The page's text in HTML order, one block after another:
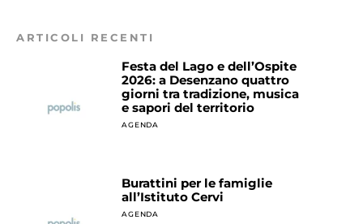
ARTICOLI RECENTI
Festa del Lago e dell’Ospite
2026: a Desenzano quattro
giorni tra tradizione, musica
e sapori del territorio
AGENDA
Burattini per le famiglie
all’Istituto Cervi
AGENDA